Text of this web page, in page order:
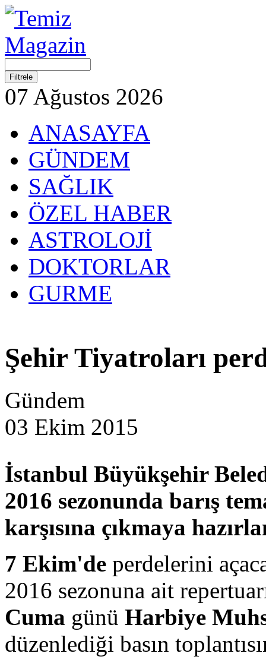
07 Ağustos 2026
ANASAYFA
GÜNDEM
SAĞLIK
ÖZEL HABER
ASTROLOJİ
DOKTORLAR
GURME
Şehir Tiyatroları
Gündem
03 Ekim 2015
İstanbul Büyükşehir
2016 sezonunda barış
karşısına çıkmaya
7 Ekim'de perdelerini
2016 sezonuna ait
Cuma günü Harbiye
düzenlediği basın